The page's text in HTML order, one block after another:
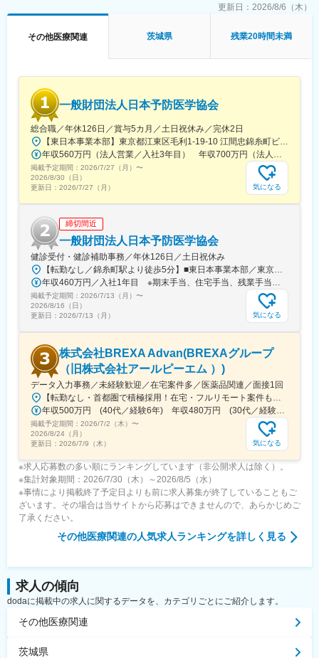
更新日： 2026/8/6（木）
その他医療関連 茨城県 残業20時間未満
一般財団法人日本予防医学協会
総合職／年休126日／賞与5カ月／土日祝休み／完休2日
掲載予定期間： 2026/7/27（月） 〜
2026/8/30（日）
更新日： 2026/7/27（月） 気になる
締切間近
一般財団法人日本予防医学協会
健診受付・健診補助事務／年休126日／土日祝休み
掲載予定期間： 2026/7/13（月） 〜
2026/8/16（日）
更新日： 2026/7/13（月） 気になる
株式会社BREXA Advan(BREXAグループ
（旧株式会社アールピーエム ）)
データ入力事務／未経験歓迎／在宅案件多／医薬品関連／面接1回
掲載予定期間： 2026/7/2（木） 〜
2026/8/24（月）
更新日： 2026/7/9（木） 気になる
※求人応募数の多い順にランキングしています（非公開求人は除く）。
※集計対象期間：2026/7/30（木）～2026/8/5（水）
※事情により掲載終了予定日よりも前に求人募集が終了していることもご
ざいます。その場合は当サイトから応募はできませんので、あらかじめご
了承ください。
その他医療関連の人気求人ランキングを詳しく見る
求人の傾向
dodaに掲載中の求人に関するデータを、カテゴリごとにご紹介します。
その他医療関連
茨城県